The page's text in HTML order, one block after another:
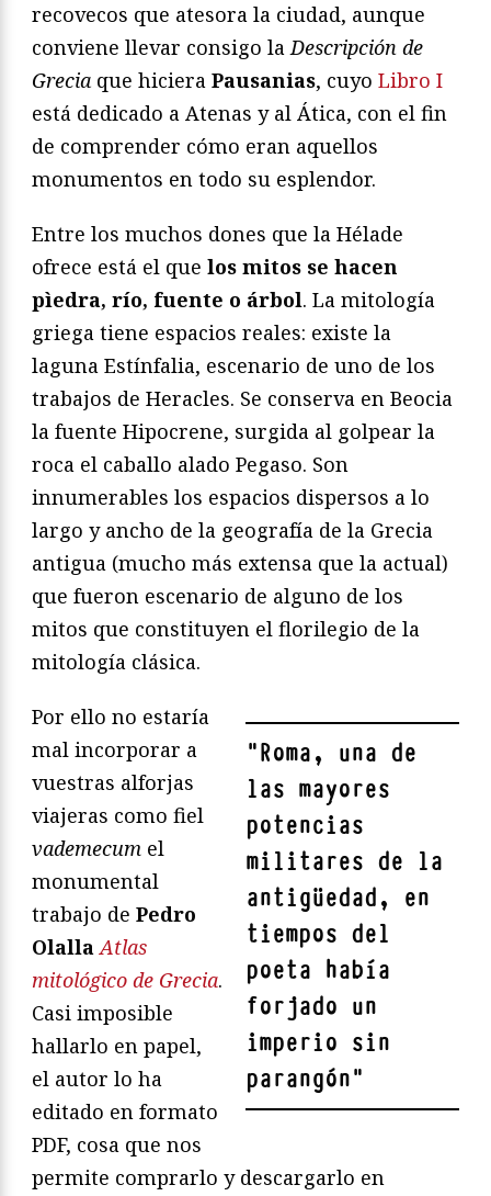
recovecos que atesora la ciudad, aunque
conviene llevar consigo laDescripción de
Grecia que hiciera Pausanias, cuyo Libro I
está dedicado a Atenas y al Ática, con el fin
de comprender cómo eran aquellos
monumentos en todo su esplendor.
Entre los muchos dones que la Hélade
ofrece está el que los mitos se hacen
pìedra, río, fuente o árbol. La mitología
griega tiene espacios reales: existe la
laguna Estínfalia, escenario de uno de los
trabajos de Heracles. Se conserva en Beocia
la fuente Hipocrene, surgida al golpear la
roca el caballo alado Pegaso. Son
innumerables los espacios dispersos a lo
largo y ancho de la geografía de la Grecia
antigua (mucho más extensa que la actual)
que fueron escenario de alguno de los
mitos que constituyen el florilegio de la
mitología clásica.
"Roma, una de
las mayores
potencias
militares de la
antigüedad, en
tiempos del
poeta había
forjado un
imperio sin
parangón"
Por ello no estaría
mal incorporar a
vuestras alforjas
viajeras como fiel
vademecum el
monumental
trabajo de Pedro
Olalla Atlas
mitológico de Grecia.
Casi imposible
hallarlo en papel,
el autor lo ha
editado en formato
PDF, cosa que nos
permite comprarlo y descargarlo en